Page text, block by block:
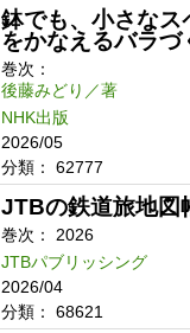
鉢でも、小さなス
をかなえるバラづ
巻次：
後藤みどり／著
NHK出版
2026/05
分類：
62777
JTBの鉄道旅地図
巻次：
2026
JTBパブリッシング
2026/04
分類：
68621